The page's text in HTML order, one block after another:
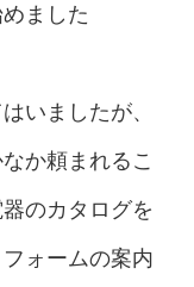
ました
いましたが、
か頼まれるこ
のカタログを
ォームの案内